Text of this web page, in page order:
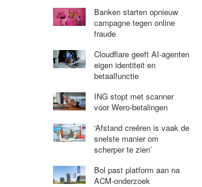
Banken starten opnieuw
campagne tegen online
fraude
Cloudflare geeft AI-agenten
eigen identiteit en
betaalfunctie
ING stopt met scanner
voor Wero-betalingen
‘Afstand creëren is vaak de
snelste manier om
scherper te zien’
Bol past platform aan na
ACM-onderzoek